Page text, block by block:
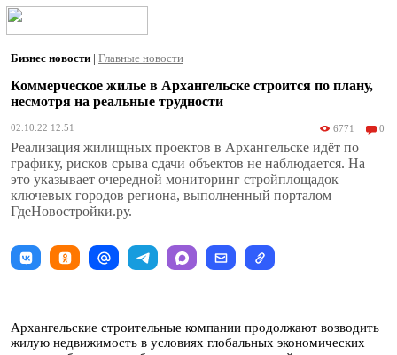
Бизнес новости | Главные новости
Коммерческое жилье в Архангельске строится по плану,
несмотря на реальные трудности
02.10.22 12:51 6771 0
Реализация жилищных проектов в Архангельске идёт по
графику, рисков срыва сдачи объектов не наблюдается. На
это указывает очередной мониторинг стройплощадок
ключевых городов региона, выполненный порталом
ГдеНовостройки.ру.
Архангельские строительные компании продолжают возводить
жилую недвижимость в условиях глобальных экономических